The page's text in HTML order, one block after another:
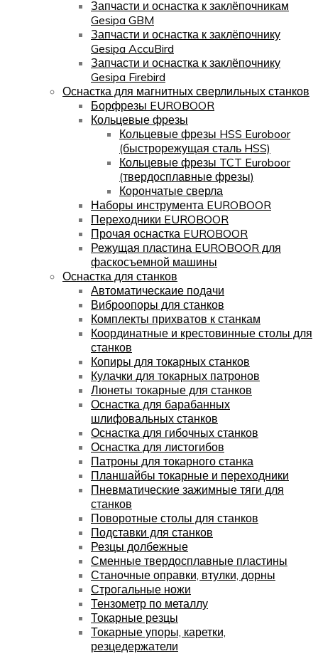
Запчасти и оснастка к заклёпочникам
Gesipa GBM
Запчасти и оснастка к заклёпочнику
Gesipa AccuBird
Запчасти и оснастка к заклёпочнику
Gesipa Firebird
Оснастка для магнитных сверлильных станков
Борфрезы EUROBOOR
Кольцевые фрезы
Кольцевые фрезы HSS Euroboor
(быстрорежущая сталь HSS)
Кольцевые фрезы TCT Euroboor
(твердосплавные фрезы)
Корончатые сверла
Наборы инструмента EUROBOOR
Переходники EUROBOOR
Прочая оснастка EUROBOOR
Режущая пластина EUROBOOR для
фаскосъемной машины
Оснастка для станков
Автоматическаие подачи
Виброопоры для станков
Комплекты прихватов к станкам
Координатные и крестовинные столы для
станков
Копиры для токарных станков
Кулачки для токарных патронов
Люнеты токарные для станков
Оснастка для барабанных
шлифовальных станков
Оснастка для гибочных станков
Оснастка для листогибов
Патроны для токарного станка
Планшайбы токарные и переходники
Пневматические зажимные тяги для
станков
Поворотные столы для станков
Подставки для станков
Резцы долбежные
Сменные твердосплавные пластины
Станочные оправки, втулки, дорны
Строгальные ножи
Тензометр по металлу
Токарные резцы
Токарные упоры, каретки,
резцедержатели